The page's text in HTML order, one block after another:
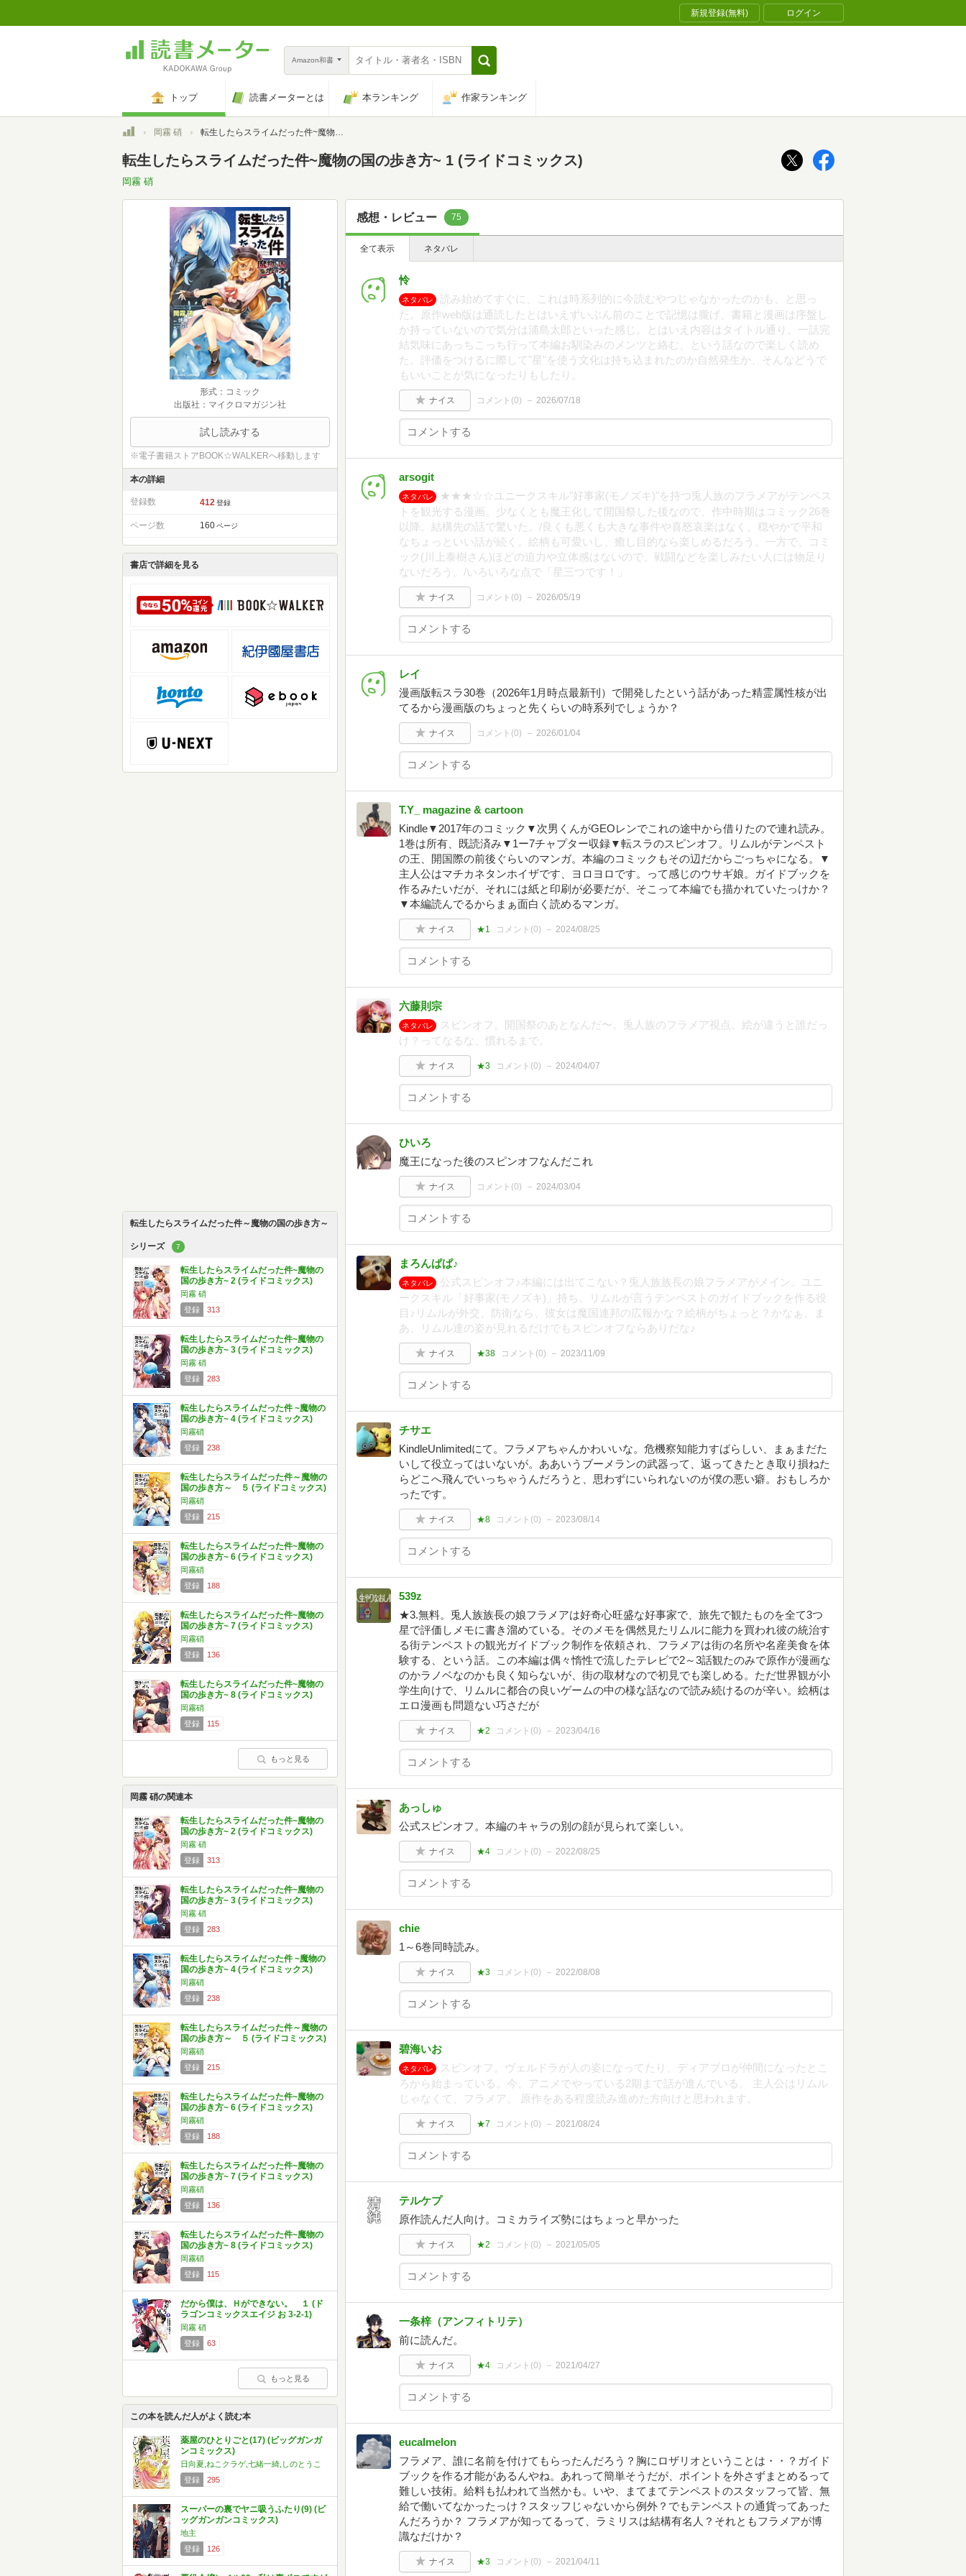
新規登録(無料) ログイン
Amazon和書
トップ 読書メーターとは 本ランキング 作家ランキング
トップ岡霧 硝 転生したらスライムだった件~魔物の国の歩き方~ 1 (ライドコミックス)
転生したらスライムだった件~魔物の国の歩き方~ 1 (ライドコミックス)
岡霧 硝
形式：コミック
出版社：マイクロマガジン社
試し読みする
※電子書籍ストアBOOK☆WALKERへ移動します
本の詳細
登録数 412 登録
ページ数 160 ページ
書店で詳細を見る
転生したらスライムだった件～魔物の国の歩き方～
シリーズ 7
転生したらスライムだった件~魔物の
国の歩き方~ 2 (ライドコミックス)
岡霧 硝
登録
313
転生したらスライムだった件~魔物の
国の歩き方~ 3 (ライドコミックス)
岡霧 硝
登録
283
転生したらスライムだった件 ~魔物の
国の歩き方~ 4 (ライドコミックス)
岡霧硝
登録
238
転生したらスライムだった件～魔物の
国の歩き方～ ５ (ライドコミックス)
岡霧硝
登録
215
転生したらスライムだった件~魔物の
国の歩き方~ 6 (ライドコミックス)
岡霧硝
登録
188
転生したらスライムだった件~魔物の
国の歩き方~ 7 (ライドコミックス)
岡霧硝
登録
136
転生したらスライムだった件~魔物の
国の歩き方~ 8 (ライドコミックス)
岡霧硝
登録
115
もっと見る
岡霧 硝の関連本
転生したらスライムだった件~魔物の
国の歩き方~ 2 (ライドコミックス)
岡霧 硝
登録
313
転生したらスライムだった件~魔物の
国の歩き方~ 3 (ライドコミックス)
岡霧 硝
登録
283
転生したらスライムだった件 ~魔物の
国の歩き方~ 4 (ライドコミックス)
岡霧硝
登録
238
転生したらスライムだった件～魔物の
国の歩き方～ ５ (ライドコミックス)
岡霧硝
登録
215
転生したらスライムだった件~魔物の
国の歩き方~ 6 (ライドコミックス)
岡霧硝
登録
188
転生したらスライムだった件~魔物の
国の歩き方~ 7 (ライドコミックス)
岡霧硝
登録
136
転生したらスライムだった件~魔物の
国の歩き方~ 8 (ライドコミックス)
岡霧硝
登録
115
だから僕は、Ｈができない。 １ (ド
ラゴンコミックスエイジ お 3-2-1)
岡霧 硝
登録
63
もっと見る
この本を読んだ人がよく読む本
薬屋のひとりごと(17) (ビッグガンガ
ンコミックス)
日向夏,ねこクラゲ,七緒一綺,しのとうこ
登録
295
スーパーの裏でヤニ吸うふたり(9) (ビ
ッグガンガンコミックス)
地主
登録
126
感想・レビュー 75
全て表示 ネタバレ
怜
ネタバレ
読み始めてすぐに、これは時系列的に今読むやつじゃなかったのかも、と思っ
た。原作web版は通読したとはいえずいぶん前のことで記憶は朧げ、書籍と漫画は序盤し
か持っていないので気分は浦島太郎といった感じ。とはいえ内容はタイトル通り。一話完
結気味にあっちこっち行って本編お馴染みのメンツと絡む、という話なので楽しく読め
た。評価をつけるに際して"星"を使う文化は持ち込まれたのか自然発生か、そんなどうで
もいいことが気になったりもしたり。
ナイス コメント(0) 2026/07/18
arsogit
ネタバレ
★★★☆☆ユニークスキル"好事家(モノズキ)"を持つ兎人族のフラメアがテンペス
トを観光する漫画。少なくとも魔王化して開国祭した後なので、作中時期はコミック26巻
以降。結構先の話で驚いた。/良くも悪くも大きな事件や喜怒哀楽はなく、穏やかで平和
なちょっといい話が続く。絵柄も可愛いし、癒し目的なら楽しめるだろう。一方で、コミ
ック(川上泰樹さん)ほどの迫力や立体感はないので、戦闘などを楽しみたい人には物足り
ないだろう。/いろいろな点で「星三つです！」
ナイス コメント(0) 2026/05/19
レイ
漫画版転スラ30巻（2026年1月時点最新刊）で開発したという話があった精霊属性核が出
てるから漫画版のちょっと先くらいの時系列でしょうか？
ナイス コメント(0) 2026/01/04
T.Y_ magazine & cartoon
Kindle▼2017年のコミック▼次男くんがGEOレンでこれの途中から借りたので連れ読み。
1巻は所有、既読済み▼1ー7チャプター収録▼転スラのスピンオフ。リムルがテンペスト
の王、開国際の前後ぐらいのマンガ。本編のコミックもその辺だからごっちゃになる。▼
主人公はマチカネタンホイザです、ヨロヨロです。って感じのウサギ娘。ガイドブックを
作るみたいだが、それには紙と印刷が必要だが、そこって本編でも描かれていたっけか？
▼本編読んでるからまぁ面白く読めるマンガ。
ナイス ★1 コメント(0) 2024/08/25
六藤則宗
ネタバレ
スピンオフ。開国祭のあとなんだ〜。兎人族のフラメア視点。絵が違うと誰だっ
け？ってなるな、慣れるまで。
ナイス ★3 コメント(0) 2024/04/07
ひいろ
魔王になった後のスピンオフなんだこれ
ナイス コメント(0) 2024/03/04
まろんぱぱ♪
ネタバレ
公式スピンオフ♪本編には出てこない？兎人族族長の娘フラメアがメイン。ユニ
ークスキル「好事家(モノズキ)」持ち。リムルが言うテンペストのガイドブックを作る役
目♪リムルが外交、防衛なら、彼女は魔国連邦の広報かな？絵柄がちょっと？かなぁ、ま
あ、リムル達の姿が見れるだけでもスピンオフならありだな♪
ナイス ★38 コメント(0) 2023/11/09
チサエ
KindleUnlimitedにて。フラメアちゃんかわいいな。危機察知能力すばらしい、まぁまだた
いして役立ってはいないが。ああいうブーメランの武器って、返ってきたとき取り損ねた
らどこへ飛んでいっちゃうんだろうと、思わずにいられないのが僕の悪い癖。おもしろか
ったです。
ナイス ★8 コメント(0) 2023/08/14
539z
★3.無料。兎人族族長の娘フラメアは好奇心旺盛な好事家で、旅先で観たものを全て3つ
星で評価しメモに書き溜めている。そのメモを偶然見たリムルに能力を買われ彼の統治す
る街テンペストの観光ガイドブック制作を依頼され、フラメアは街の名所や名産美食を体
験する、という話。この本編は偶々惰性で流したテレビで2～3話観たのみで原作が漫画な
のかラノベなのかも良く知らないが、街の取材なので初見でも楽しめる。ただ世界観が小
学生向けで、リムルに都合の良いゲームの中の様な話なので読み続けるのが辛い。絵柄は
エロ漫画も問題ない巧さだが
ナイス ★2 コメント(0) 2023/04/16
あっしゅ
公式スピンオフ。本編のキャラの別の顔が見られて楽しい。
ナイス ★4 コメント(0) 2022/08/25
chie
1～6巻同時読み。
ナイス ★3 コメント(0) 2022/08/08
碧海いお
ネタバレ
スピンオフ。ヴェルドラが人の姿になってたり、ディアブロが仲間になったとこ
ろから始まっている。今、アニメでやっている2期まで話が進んでいる。 主人公はリムル
じゃなくて、フラメア。 原作をある程度読み進めた方向けと思われます。
ナイス ★7 コメント(0) 2021/08/24
テルケプ
原作読んだ人向け。コミカライズ勢にはちょっと早かった
ナイス ★2 コメント(0) 2021/05/05
一条梓（アンフィトリテ）
前に読んだ。
ナイス ★4 コメント(0) 2021/04/27
eucalmelon
フラメア、誰に名前を付けてもらったんだろう？胸にロザリオということは・・？ガイド
ブックを作る才能があるんやね。あれって簡単そうだが、ポイントを外さずまとめるって
難しい技術。給料も払われて当然かも。いや、まてまてテンペストのスタッフって皆、無
給で働いてなかったっけ？スタッフじゃないから例外？でもテンペストの通貨ってあった
んだろうか？ フラメアが知ってるって、ラミリスは結構有名人？それともフラメアが博
識なだけか？
ナイス ★3 コメント(0) 2021/04/11